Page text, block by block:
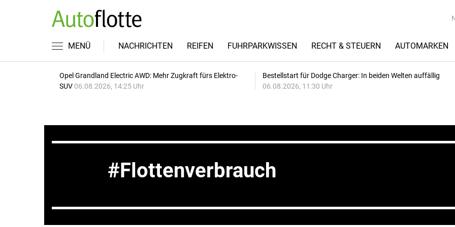
MENÜ NACHRICHTEN REIFEN FUHRPARKWISSEN RECHT & STEUERN AUTOMARKEN
Opel Grandland Electric AWD: Mehr Zugkraft fürs Elektro-
SUV 06.08.2026, 14:25 Uhr
Bestellstart für Dodge Charger: In beiden Welten auffällig
06.08.2026, 11:30 Uhr
Flottenverbrauch